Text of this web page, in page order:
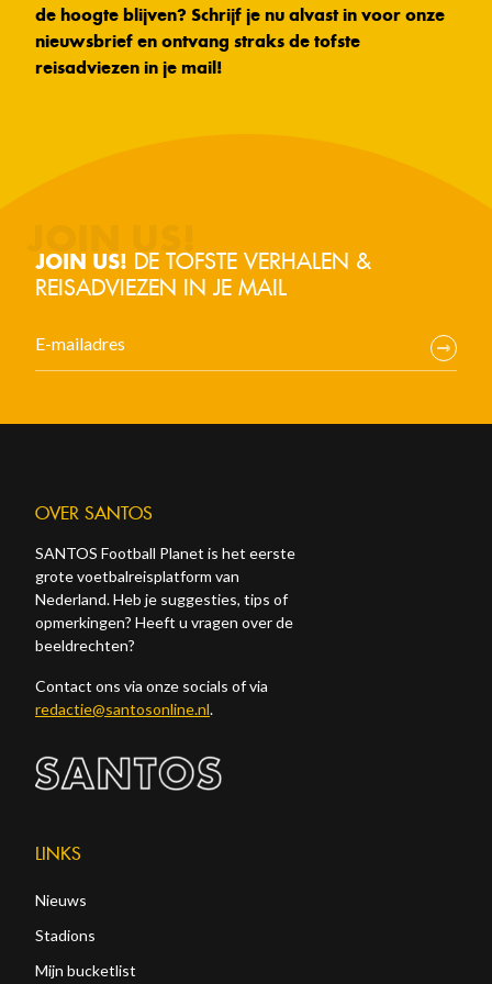
de hoogte blijven? Schrijf je nu alvast in voor onze
nieuwsbrief en ontvang straks de tofste
reisadviezen in je mail!
JOIN US! DE TOFSTE VERHALEN &
REISADVIEZEN IN JE MAIL
OVER SANTOS
SANTOS Football Planet is het eerste
grote voetbalreisplatform van
Nederland. Heb je suggesties, tips of
opmerkingen? Heeft u vragen over de
beeldrechten?
Contact ons via onze socials of via
redactie@santosonline.nl.
LINKS
Nieuws
Stadions
Mijn bucketlist